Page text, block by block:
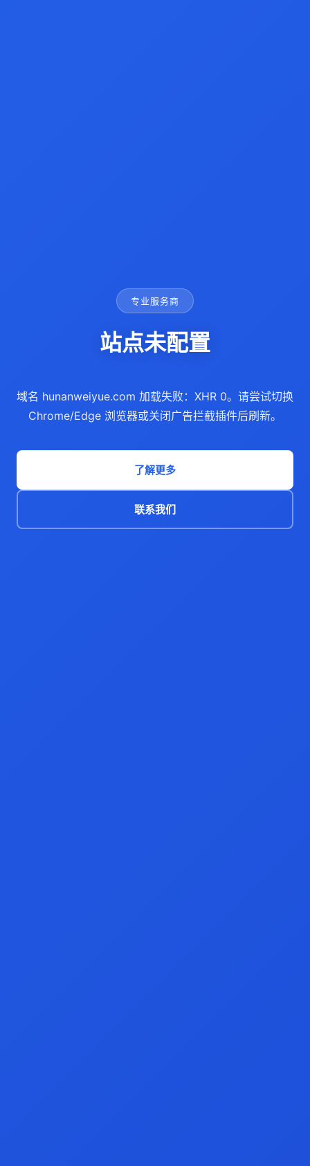
专业服务商
站点未配置
域名 hunanweiyue.com 加载失败：XHR 0。请尝试切换
Chrome/Edge 浏览器或关闭广告拦截插件后刷新。
了解更多
联系我们